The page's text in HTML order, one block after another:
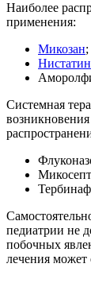
Наиболее
применения:
Микозан;
Нистатин
Системная
педиатрии не
побочных
лечения может